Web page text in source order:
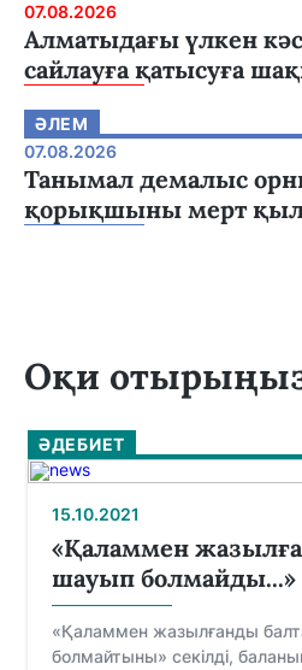
07.08.2026
Алматыдағы үлкен
сайлауға қатысуға
ӘЛЕМ
07.08.2026
Танымал демалыс
қорықшыны мерт
Оқи
ӘДЕБИЕТ
15.10.2021
«Қаламмен
шауып болмайды...»
«Қаламмен жазылғанды
болмайтыны» секілді,